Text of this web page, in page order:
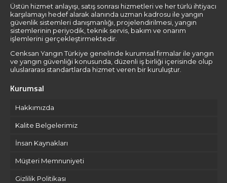
Üstün hizmet anlayışı, satış sonrası hizmetleri ve her türlü ihtiyacı
karşılamayı hedef alarak alanında uzman kadrosu ile yangın
güvenlik sistemleri danışmanlığı, projelendirilmesi, yangın
sistemlerinin periyodik, teknik servis, bakım ve onarım
işlemlerini gerçekleştirmektedir.
Cenksan Yangın Türkiye genelinde kurumsal firmalar ile yangın
ve yangın güvenliği konusunda, düzenli iş birliği içerisinde olup
uluslararası standartlarda hizmet veren bir kuruluştur.
Kurumsal
Hakkımızda
Kalite Belgelerimiz
İnsan Kaynakları
Müşteri Memnuniyeti
Gizlilik Politikası